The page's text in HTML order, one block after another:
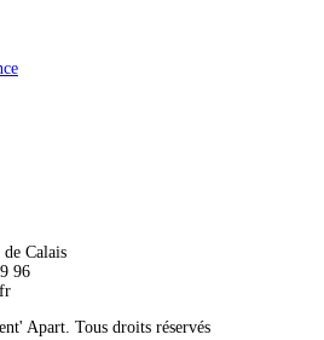
Calais
96
Apart. Tous droits réservés